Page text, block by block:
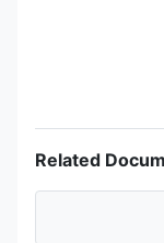
Related